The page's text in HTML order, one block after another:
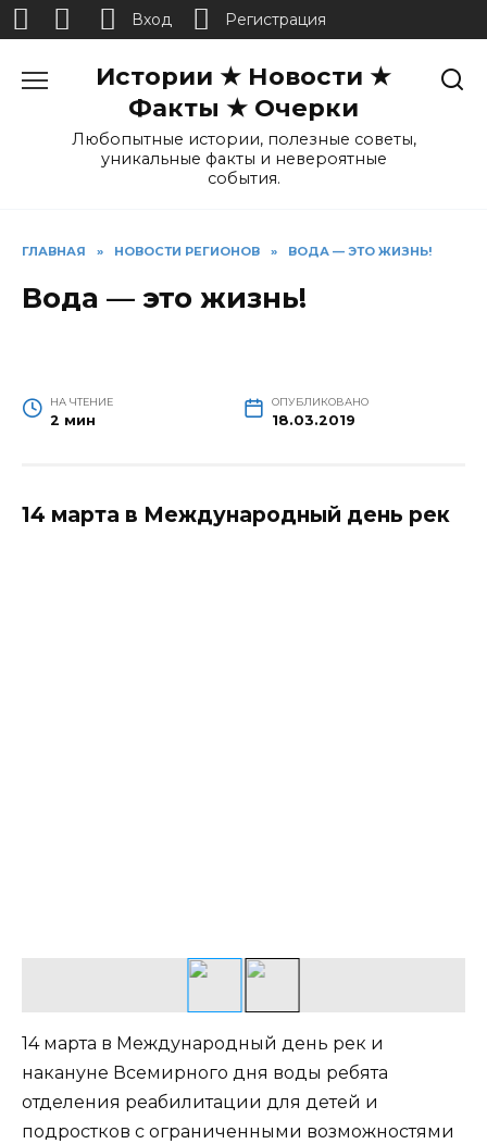
Истории ★ Новости ★
Факты ★ Очерки
Любопытные истории, полезные советы,
уникальные факты и невероятные
события.
ГЛАВНАЯ » НОВОСТИ РЕГИОНОВ » ВОДА — ЭТО ЖИЗНЬ!
Вода — это жизнь!
НА ЧТЕНИЕ
2 мин
ОПУБЛИКОВАНО
18.03.2019
14 марта в Международный день рек
14 марта в Международный день рек и
накануне Всемирного дня воды ребята
отделения реабилитации для детей и
подростков с ограниченными возможностями
Вход Регистрация